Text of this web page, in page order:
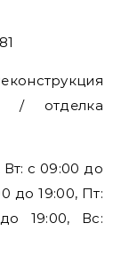
/ отделка
с 09:00 до
до 19:00, Пт:
19:00, Вс: